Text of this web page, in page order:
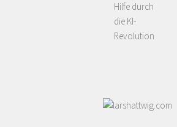
Hilfe durch
die KI-
Revolution